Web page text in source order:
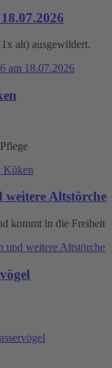
alt) ausgewildert.
am 18.07.2026
Küken
Altstörche
kommt in die Freiheit
und weitere Altstörche